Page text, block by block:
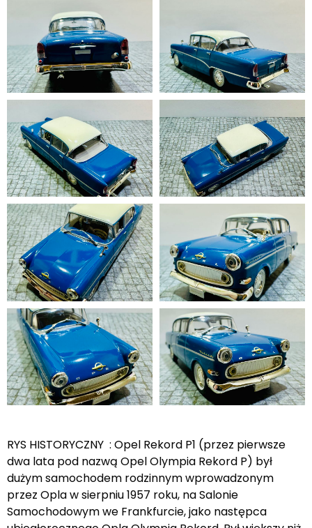
RYS HISTORYCZNY : Opel Rekord P1 (przez pierwsze
dwa lata pod nazwą Opel Olympia Rekord P) był
dużym samochodem rodzinnym wprowadzonym
przez Opla w sierpniu 1957 roku, na Salonie
Samochodowym we Frankfurcie, jako następca